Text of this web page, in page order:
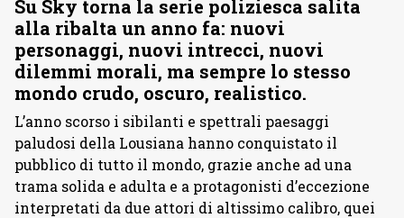
Su Sky torna la serie poliziesca salita
alla ribalta un anno fa: nuovi
personaggi, nuovi intrecci, nuovi
dilemmi morali, ma sempre lo stesso
mondo crudo, oscuro, realistico.
L’anno scorso i sibilanti e spettrali paesaggi
paludosi della Lousiana hanno conquistato il
pubblico di tutto il mondo, grazie anche ad una
trama solida e adulta e a protagonisti d’eccezione
interpretati da due attori di altissimo calibro, quei